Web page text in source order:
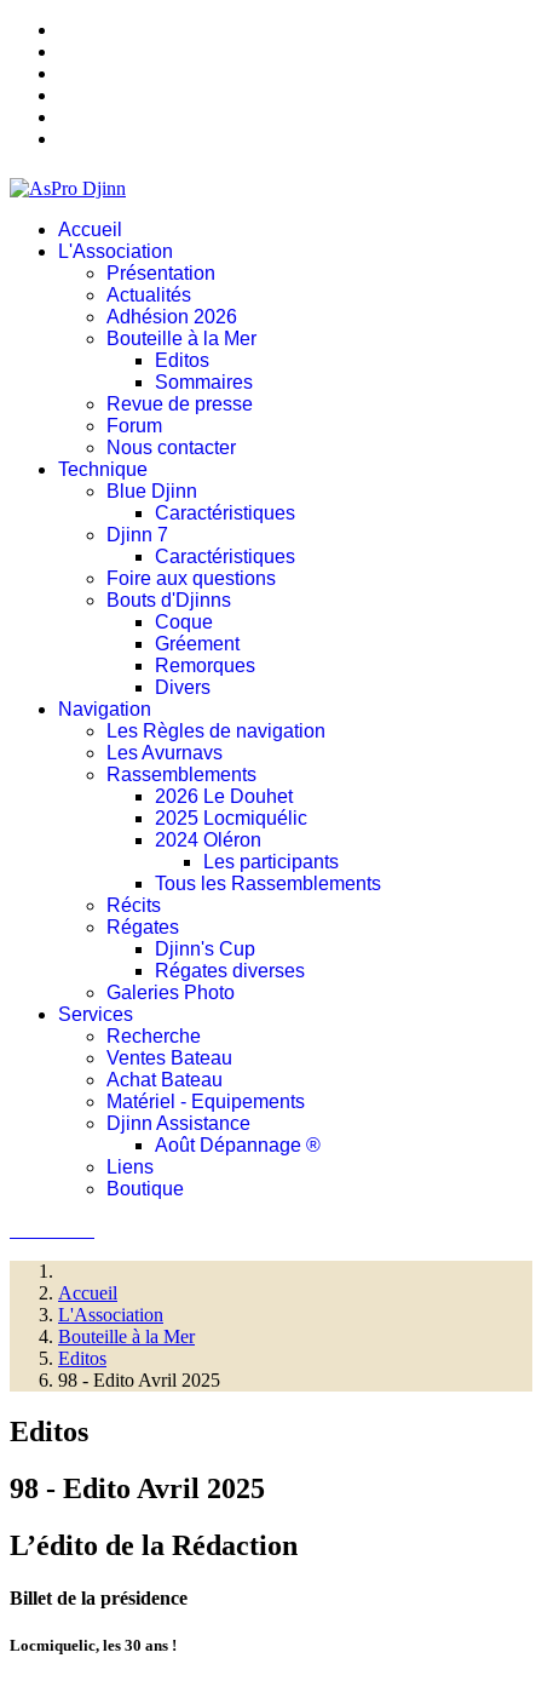
Accueil
L'Association
Présentation
Actualités
Adhésion 2026
Bouteille à la Mer
Editos
Sommaires
Revue de presse
Forum
Nous contacter
Technique
Blue Djinn
Caractéristiques
Djinn 7
Caractéristiques
Foire aux questions
Bouts d'Djinns
Coque
Gréement
Remorques
Divers
Navigation
Les Règles de navigation
Les Avurnavs
Rassemblements
2026 Le Douhet
2025 Locmiquélic
2024 Oléron
Les participants
Tous les Rassemblements
Récits
Régates
Djinn's Cup
Régates diverses
Galeries Photo
Services
Recherche
Ventes Bateau
Achat Bateau
Matériel - Equipements
Djinn Assistance
Août Dépannage ®
Liens
Boutique
Accueil
L'Association
Bouteille à la Mer
Editos
98 - Edito Avril 2025
Editos
98 - Edito Avril 2025
L’édito de la Rédaction
Billet de la présidence
Locmiquelic, les 30 ans !